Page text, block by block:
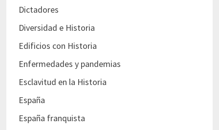
Dictadores
Diversidad e Historia
Edificios con Historia
Enfermedades y pandemias
Esclavitud en la Historia
España
España franquista